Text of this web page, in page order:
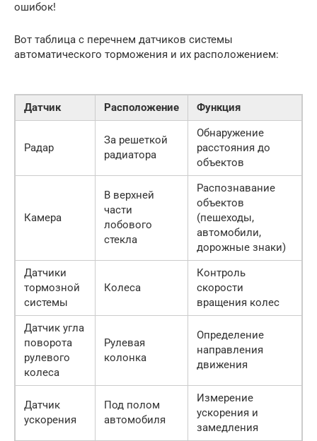
ошибок!
Вот таблица с перечнем датчиков системы
автоматического торможения и их расположением:
Датчик Расположение Функция
Радар
За решеткой
радиатора
Обнаружение
расстояния до
объектов
Камера
В верхней
части
лобового
стекла
Распознавание
объектов
(пешеходы,
автомобили,
дорожные знаки)
Датчики
тормозной
системы
Колеса
Контроль
скорости
вращения колес
Датчик угла
поворота
рулевого
колеса
Рулевая
колонка
Определение
направления
движения
Датчик
ускорения
Под полом
автомобиля
Измерение
ускорения и
замедления